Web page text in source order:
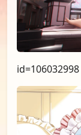
id=106032998